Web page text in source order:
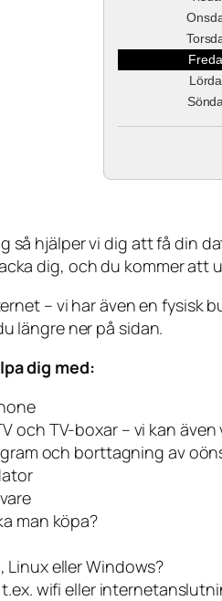
så hjälper vi dig att få din
dig, och du kommer att
– vi har även en fysisk
längre ner på sidan.
dig med:
och TV-boxar – vi kan
och borttagning av
man köpa?
Linux eller Windows?
wifi eller